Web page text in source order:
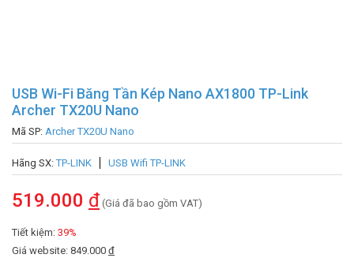
USB Wi-Fi Băng Tần Kép Nano AX1800 TP-Link
Archer TX20U Nano
Mã SP: Archer TX20U Nano
Hãng SX:TP-LINK USB Wifi TP-LINK
519.000 đ (Giá đã bao gồm VAT)
Tiết kiệm: 39%
Giá website: 849.000 đ